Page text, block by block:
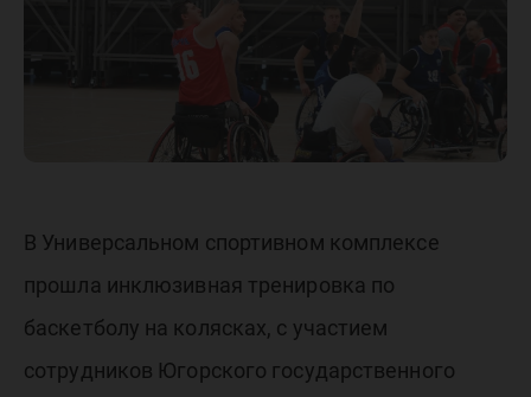
В Универсальном спортивном комплексе
прошла инклюзивная тренировка по
баскетболу на колясках, с участием
сотрудников Югорского государственного